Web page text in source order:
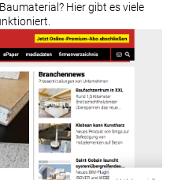
Hier gibt es viele